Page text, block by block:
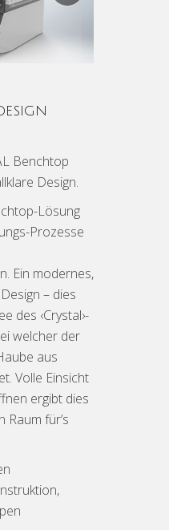
Benchtop
Design.
Lösung
Prozesse
Ein modernes,
– dies
des ‹Crystal›-
welcher der
aus
Volle Einsicht
ergibt dies
Raum für’s